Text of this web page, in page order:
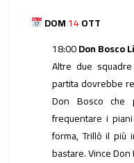
DOM14OTT
18:00Don Bosco
Altre due
partita dovrebbe
Don Bosco
frequentare i
forma, Trillò il più
bastare. Vince